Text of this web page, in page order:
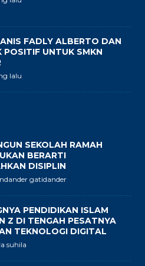
FADLY ALBERTO DAN
POSITIF UNTUK SMKN
lalu
SEKOLAH RAMAH
BERARTI
DISIPLIN
gatidander
PENDIDIKAN ISLAM
Z DI TENGAH PESATNYA
TEKNOLOGI DIGITAL
suhila